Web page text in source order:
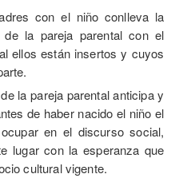
con el niño conlleva la
la pareja parental con el
ellos están insertos y cuyos
la pareja parental anticipa y
de haber nacido el niño el
en el discurso social,
lugar con la esperanza que
cultural vigente.